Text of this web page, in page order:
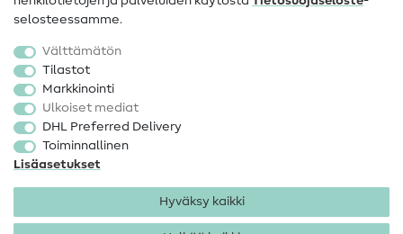
Suosittu
Kankaat
Ompelutarvikkeet
Ale
selosteessamme.
Välttämätön
Tilastot
Markkinointi
Ulkoiset mediat
DHL Preferred Delivery
Toiminnallinen
Lisäasetukset
Hyväksy kaikki